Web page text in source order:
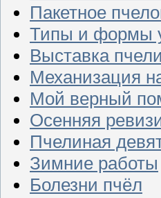
Пакетное
Типы и формы
Выставка
Механизация
Мой верный
Осенняя
Пчелиная
Зимние работы
Болезни пчёл